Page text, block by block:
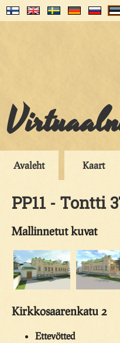
Avaleht Kaart
PP11 - Tontti
Mallinnetut kuvat
Kirkkosaarenkatu 2
Ettevötted